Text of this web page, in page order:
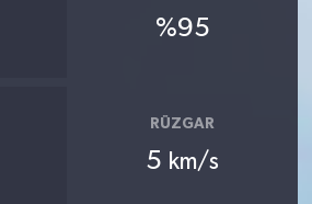
%95
RÜZGAR
5 km/s